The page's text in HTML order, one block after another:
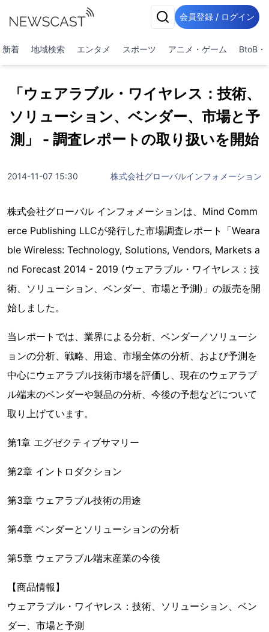
会員登録 / ログイン
新着 地域検索 エンタメ スポーツ アニメ・ゲーム BtoB・
「ウェアラブル・ワイヤレス：技術、
ソリューション、ベンダー、市場と予
測」 - 調査レポートの取り扱いを開始
2014-11-07 15:30 株式会社グローバルインフォメーション
株式会社グローバル インフォメーションは、Mind Comm
erce Publishing LLCが発行した市場調査レポート「Weara
ble Wireless: Technology, Solutions, Vendors, Markets a
nd Forecast 2014 - 2019 (ウェアラブル・ワイヤレス：技
術、ソリューション、ベンダー、市場と予測)」の販売を開
始しました。
当レポートでは、業界による分析、ベンダー／ソリューシ
ョンの分析、戦略、用途、市場全体の分析、および予測を
中心にウェアラブル技術市場を評価し、現在のウェアラブ
ル端末のベンダーや製品の分析、今後の予想などについて
取り上げています。
第1章 エグゼクティブサマリー
第2章 イントロダクション
第3章 ウェアラブル技術の用途
第4章 ベンダーとソリューションの分析
第5章 ウェアラブル端末産業の今後
【商品情報】
ウェアラブル・ワイヤレス：技術、ソリューション、ベン
ダー、市場と予測